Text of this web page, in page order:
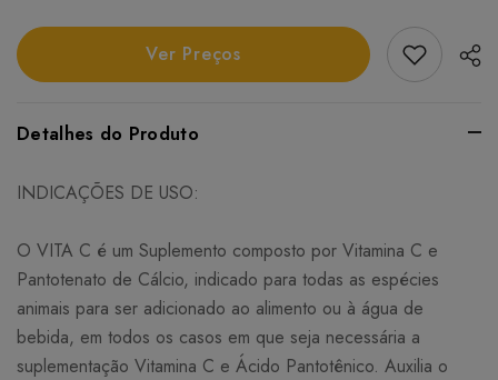
Ver Preços Add
Detalhes do Produto
INDICAÇÕES DE USO:
O VITA C é um Suplemento composto por Vitamina C e
Pantotenato de Cálcio, indicado para todas as espécies
animais para ser adicionado ao alimento ou à água de
bebida, em todos os casos em que seja necessária a
suplementação Vitamina C e Ácido Pantotênico. Auxilia o